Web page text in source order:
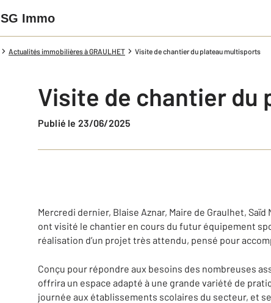
SG Immo
Actualités immobilières à GRAULHET Visite de chantier du plateau multisports
Visite de chantier
Publié le 23/06/2025
Mercredi dernier, Blaise Aznar, Maire de Graulhet,
ont visité le chantier en cours du futur équipement
réalisation d’un projet très attendu, pensé pour
Conçu pour répondre aux besoins des nombreuses
offrira un espace adapté à une grande variété de
journée aux établissements scolaires du secteur, et